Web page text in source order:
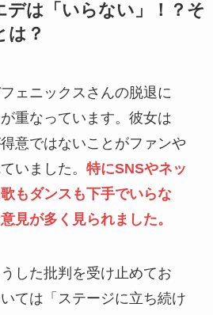
デは「いらない」！？そ
は？
ェニックスさんの脱退に
重なっています。彼女は
意ではないことがファンや
いました。 特にSNSやネッ
もダンスも下手でいらな
見が多く見られました​。
した批判を受け止めてお
ては「ステージに立ち続け